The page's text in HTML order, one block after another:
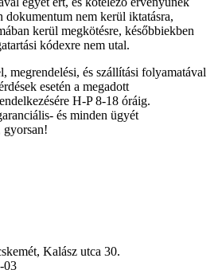
dokumentum nem kerül iktatásra,
kerül megkötésre, későbbiekben
kódexre nem utal.
megrendelési, és szállítási folyamatával
esetén a megadott
H-P 8-18 óráig.
és minden ügyét
gyorsan!
Kalász utca 30.
03